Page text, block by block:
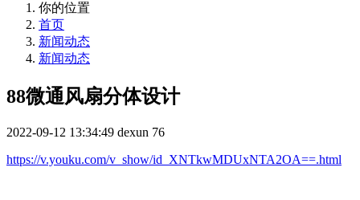
你的位置
首页
新闻动态
新闻动态
88微通风扇分体设计
2022-09-12 13:34:49 dexun 76
https://v.youku.com/v_show/id_XNTkwMDUxNTA2OA==.html